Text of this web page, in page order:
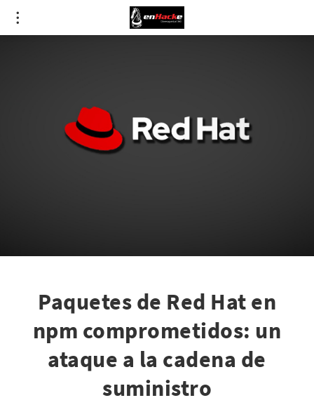
Paquetes de Red Hat en
npm comprometidos: un
ataque a la cadena de
suministro